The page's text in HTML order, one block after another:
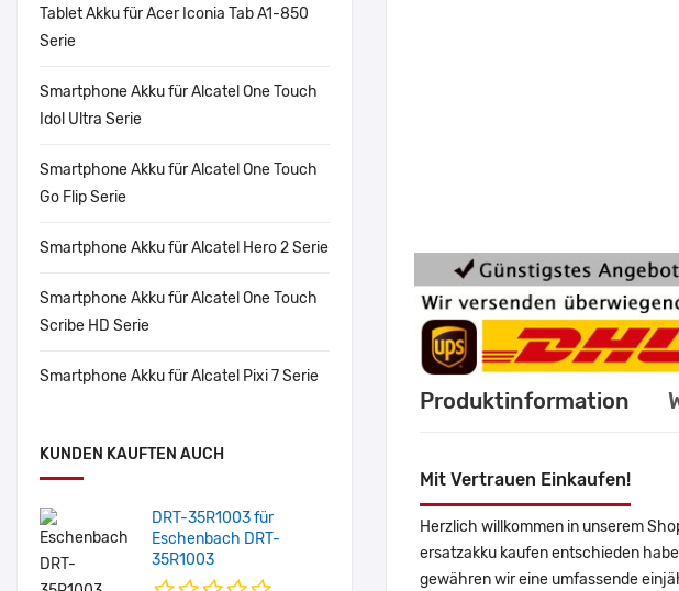
Tablet Akku für Acer Iconia Tab A1-850
Serie
Smartphone Akku für Alcatel One Touch
Idol Ultra Serie
Smartphone Akku für Alcatel One Touch
Go Flip Serie
Smartphone Akku für Alcatel Hero 2 Serie
Smartphone Akku für Alcatel One Touch
Scribe HD Serie
Smartphone Akku für Alcatel Pixi 7 Serie
KUNDEN KAUFTEN AUCH
DRT-35R1003 für
Eschenbach DRT-
35R1003
Produktinformation
Mit Vertrauen Einkaufen!
Herzlich willkommen in unserem
ersatzakku kaufen entschieden
gewähren wir eine umfassende